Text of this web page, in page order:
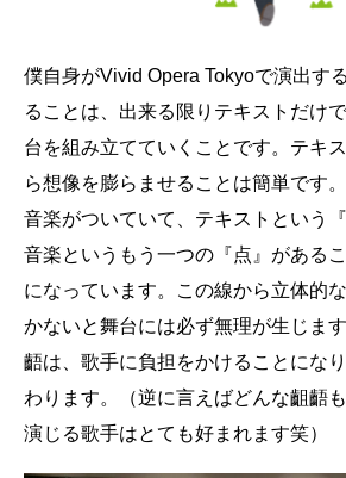
僕自身がVivid Opera Tokyoで演出す
ることは、出来る限りテキストだけ
台を組み立てていくことです。テキ
ら想像を膨らませることは簡単です
音楽がついていて、テキストという
音楽というもう一つの『点』がある
になっています。この線から立体的
かないと舞台には必ず無理が生じま
齬は、歌手に負担をかけることにな
わります。（逆に言えばどんな齟齬
演じる歌手はとても好まれます笑）